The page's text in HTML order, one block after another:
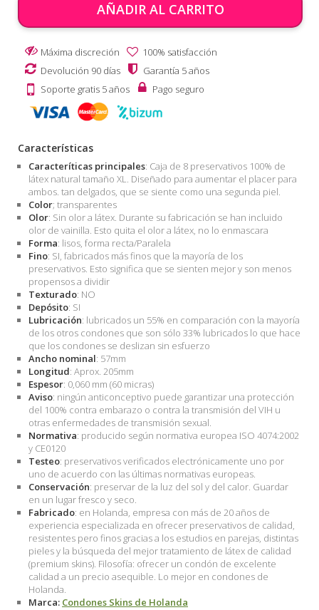
AÑADIR AL CARRITO
Máxima discreción
100% satisfacción
Devolución 90 días
Garantía 5 años
Soporte gratis 5 años
Pago seguro
Características
Caracteríticas principales: Caja de 8 preservativos 100% de
látex natural tamaño XL. Diseñado para aumentar el placer para
ambos. tan delgados, que se siente como una segunda piel.
Color; transparentes
Olor: Sin olor a látex. Durante su fabricación se han incluido
olor de vainilla. Esto quita el olor a látex, no lo enmascara
Forma: lisos, forma recta/Paralela
Fino: SI, fabricados más finos que la mayoría de los
preservativos. Esto significa que se sienten mejor y son menos
propensos a dividir
Texturado: NO
Depósito: SI
Lubricación: lubricados un 55% en comparación con la mayoría
de los otros condones que son sólo 33% lubricados lo que hace
que los condones se deslizan sin esfuerzo
Ancho nominal: 57mm
Longitud: Aprox. 205mm
Espesor: 0,060 mm (60 micras)
Aviso: ningún anticonceptivo puede garantizar una protección
del 100% contra embarazo o contra la transmisión del VIH u
otras enfermedades de transmisión sexual.
Normativa: producido según normativa europea ISO 4074:2002
y CE0120
Testeo: preservativos verificados electrónicamente uno por
uno de acuerdo con las últimas normativas europeas.
Conservación: preservar de la luz del sol y del calor. Guardar
en un lugar fresco y seco.
Fabricado: en Holanda, empresa con más de 20 años de
experiencia especializada en ofrecer preservativos de calidad,
resistentes pero finos gracias a los estudios en parejas, distintas
pieles y la búsqueda del mejor tratamiento de látex de calidad
(premium skins). Filosofía: ofrecer un condón de excelente
calidad a un precio asequible. Lo mejor en condones de
Holanda.
Marca: Condones Skins de Holanda